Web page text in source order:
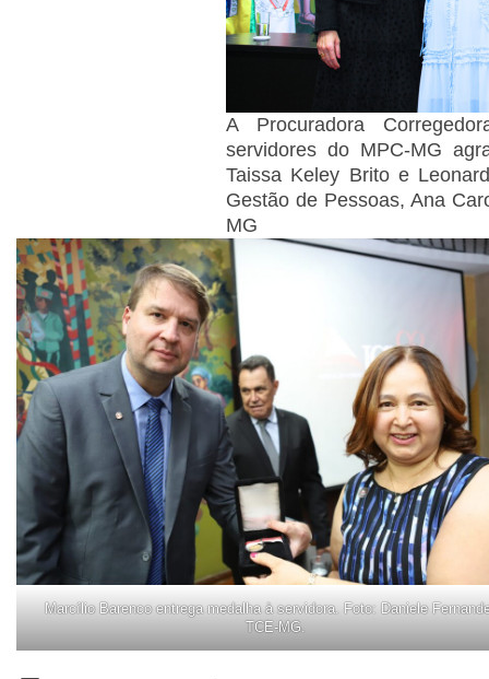
A Procuradora
servidores do MPC-MG
Taissa Keley Brito e
Gestão de Pessoas, Ana
MG
Marcílio Barenco entrega medalha à servidora. Foto: Daniele
TCE-MG.